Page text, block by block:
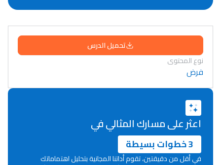
تحميل الدرس
نوع المحتوى
فرض
اعثر على مسارك المثالي في
3 خطوات بسيطة
في أقل من دقيقتين، تقوم أداتنا المجانية بتحليل اهتماماتك